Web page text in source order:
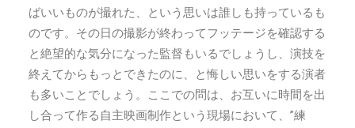
ばいいものが撮れた、という思いは誰しも持っているも
のです。その日の撮影が終わってフッテージを確認する
と絶望的な気分になった監督もいるでしょうし、演技を
終えてからもっとできたのに、と悔しい思いをする演者
も多いことでしょう。ここでの問は、お互いに時間を出
し合って作る自主映画制作という現場において、”練